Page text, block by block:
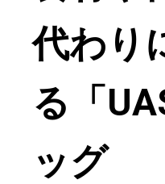
代わり
る「
ッグ